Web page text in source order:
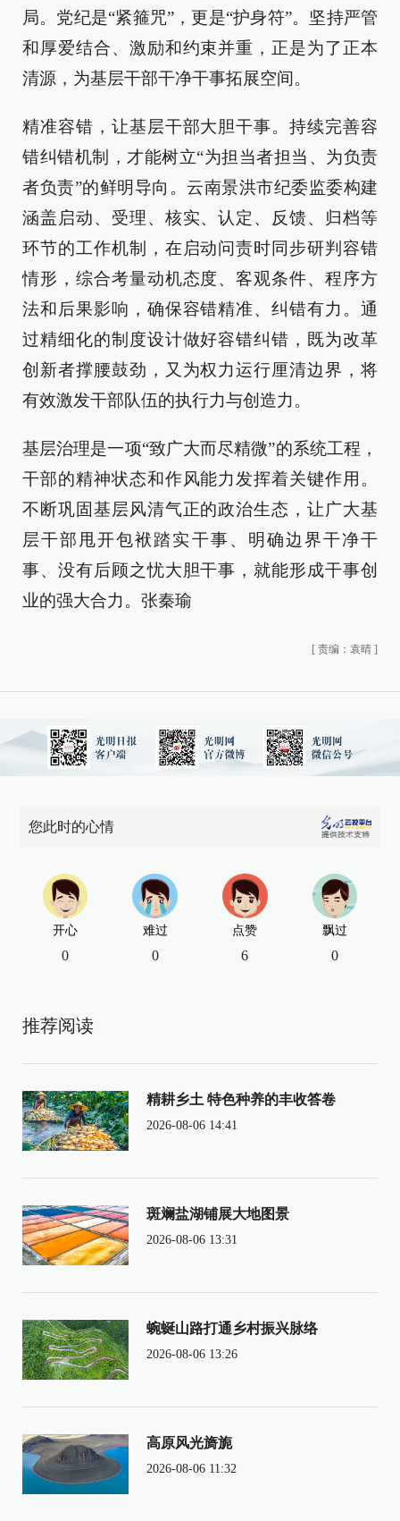
局。党纪是“紧箍咒”，更是“护身符”。坚持严管
和厚爱结合、激励和约束并重，正是为了正本
清源，为基层干部干净干事拓展空间。
精准容错，让基层干部大胆干事。持续完善容
错纠错机制，才能树立“为担当者担当、为负责
者负责”的鲜明导向。云南景洪市纪委监委构建
涵盖启动、受理、核实、认定、反馈、归档等
环节的工作机制，在启动问责时同步研判容错
情形，综合考量动机态度、客观条件、程序方
法和后果影响，确保容错精准、纠错有力。通
过精细化的制度设计做好容错纠错，既为改革
创新者撑腰鼓劲，又为权力运行厘清边界，将
有效激发干部队伍的执行力与创造力。
基层治理是一项“致广大而尽精微”的系统工程，
干部的精神状态和作风能力发挥着关键作用。
不断巩固基层风清气正的政治生态，让广大基
层干部甩开包袱踏实干事、明确边界干净干
事、没有后顾之忧大胆干事，就能形成干事创
业的强大合力。张秦瑜
[ 责编：袁晴 ]
您此时的心情
开心
0
难过
0
点赞
6
飘过
0
推荐阅读
精耕乡土 特色种养的丰收答卷
2026-08-06 14:41
斑斓盐湖铺展大地图景
2026-08-06 13:31
蜿蜒山路打通乡村振兴脉络
2026-08-06 13:26
高原风光旖旎
2026-08-06 11:32